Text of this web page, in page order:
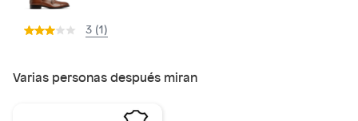
n
3 (1)
Varias personas después miran